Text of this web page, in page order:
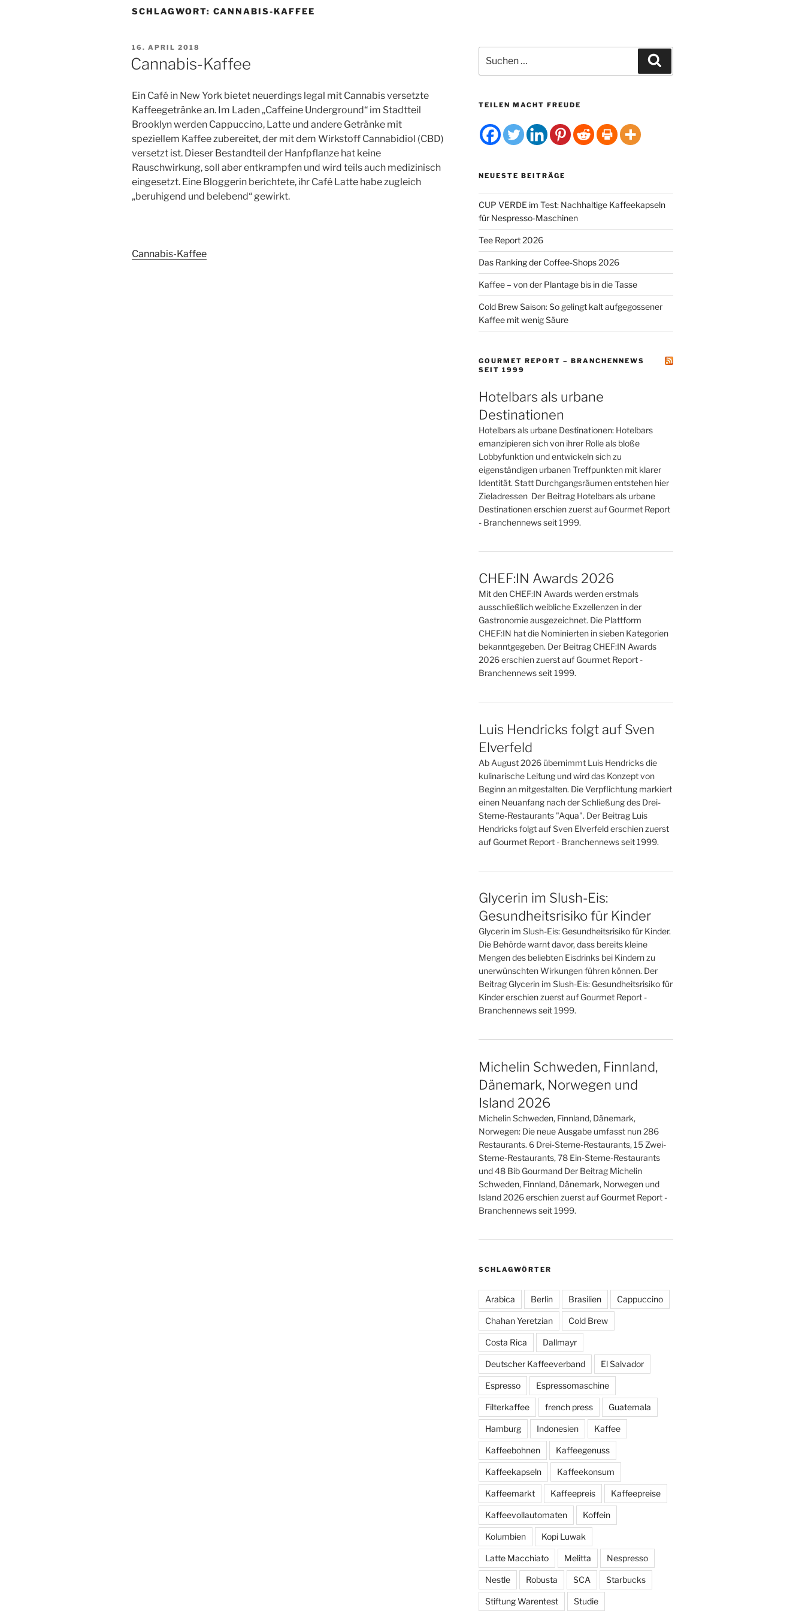
SCHLAGWORT: CANNABIS-KAFFEE
VERÖFFENTLICHT
AM
16. APRIL 2018
Cannabis-Kaffee
Ein Café in New York bietet neuerdings legal mit Cannabis versetzte
Kaffeegetränke an. Im Laden „Caffeine Underground“ im Stadtteil
Brooklyn werden Cappuccino, Latte und andere Getränke mit
speziellem Kaffee zubereitet, der mit dem Wirkstoff Cannabidiol (CBD)
versetzt ist. Dieser Bestandteil der Hanfpflanze hat keine
Rauschwirkung, soll aber entkrampfen und wird teils auch medizinisch
eingesetzt. Eine Bloggerin berichtete, ihr Café Latte habe zugleich
„beruhigend und belebend“ gewirkt.
Cannabis-Kaffee
nach:
TEILEN MACHT FREUDE
NEUESTE BEITRÄGE
CUP VERDE im Test: Nachhaltige Kaffeekapseln
für Nespresso-Maschinen
Tee Report 2026
Das Ranking der Coffee-Shops 2026
Kaffee – von der Plantage bis in die Tasse
Cold Brew Saison: So gelingt kalt aufgegossener
Kaffee mit wenig Säure
GOURMET REPORT – BRANCHENNEWS
SEIT 1999
Hotelbars als urbane
Destinationen
Hotelbars als urbane Destinationen: Hotelbars
emanzipieren sich von ihrer Rolle als bloße
Lobbyfunktion und entwickeln sich zu
eigenständigen urbanen Treffpunkten mit klarer
Identität. Statt Durchgangsräumen entstehen hier
Zieladressen Der Beitrag Hotelbars als urbane
Destinationen erschien zuerst auf Gourmet Report
- Branchennews seit 1999.
CHEF:IN Awards 2026
Mit den CHEF:IN Awards werden erstmals
ausschließlich weibliche Exzellenzen in der
Gastronomie ausgezeichnet. Die Plattform
CHEF:IN hat die Nominierten in sieben Kategorien
bekanntgegeben. Der Beitrag CHEF:IN Awards
2026 erschien zuerst auf Gourmet Report -
Branchennews seit 1999.
Luis Hendricks folgt auf Sven
Elverfeld
Ab August 2026 übernimmt Luis Hendricks die
kulinarische Leitung und wird das Konzept von
Beginn an mitgestalten. Die Verpflichtung markiert
einen Neuanfang nach der Schließung des Drei-
Sterne-Restaurants "Aqua". Der Beitrag Luis
Hendricks folgt auf Sven Elverfeld erschien zuerst
auf Gourmet Report - Branchennews seit 1999.
Glycerin im Slush-Eis:
Gesundheitsrisiko für Kinder
Glycerin im Slush-Eis: Gesundheitsrisiko für Kinder.
Die Behörde warnt davor, dass bereits kleine
Mengen des beliebten Eisdrinks bei Kindern zu
unerwünschten Wirkungen führen können. Der
Beitrag Glycerin im Slush-Eis: Gesundheitsrisiko für
Kinder erschien zuerst auf Gourmet Report -
Branchennews seit 1999.
Michelin Schweden, Finnland,
Dänemark, Norwegen und
Island 2026
Michelin Schweden, Finnland, Dänemark,
Norwegen: Die neue Ausgabe umfasst nun 286
Restaurants. 6 Drei-Sterne-Restaurants, 15 Zwei-
Sterne-Restaurants, 78 Ein-Sterne-Restaurants
und 48 Bib Gourmand Der Beitrag Michelin
Schweden, Finnland, Dänemark, Norwegen und
Island 2026 erschien zuerst auf Gourmet Report -
Branchennews seit 1999.
SCHLAGWÖRTER
Arabica Berlin Brasilien Cappuccino
Chahan Yeretzian Cold Brew
Costa Rica Dallmayr
Deutscher Kaffeeverband El Salvador
Espresso Espressomaschine
Filterkaffee french press Guatemala
Hamburg Indonesien Kaffee
Kaffeebohnen Kaffeegenuss
Kaffeekapseln Kaffeekonsum
Kaffeemarkt Kaffeepreis Kaffeepreise
Kaffeevollautomaten Koffein
Kolumbien Kopi Luwak
Latte Macchiato Melitta Nespresso
Nestle Robusta SCA Starbucks
Stiftung Warentest Studie